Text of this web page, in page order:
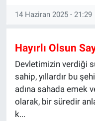
14 Haziran 2025 - 21:29
Hayırlı Olsun
Devletimizin verdiği
sahip, yıllardır bu
adına sahada emek
olarak, bir süredir
k...